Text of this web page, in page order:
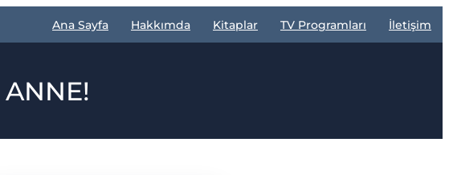
Ana Sayfa Hakkımda Kitaplar TV Programları İletişim
ANNE!